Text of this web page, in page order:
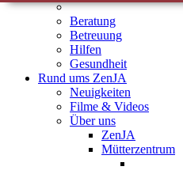
Beratung
Betreuung
Hilfen
Gesundheit
Rund ums ZenJA
Neuigkeiten
Filme & Videos
Über uns
ZenJA
Mütterzentrum